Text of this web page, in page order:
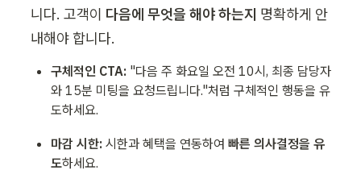
니다. 고객이 다음에 무엇을 해야 하는지 명확하게 안
내해야 합니다.
구체적인 CTA: "다음 주 화요일 오전 10시, 최종 담당자
와 15분 미팅을 요청드립니다."처럼 구체적인 행동을 유
도하세요.
마감 시한: 시한과 혜택을 연동하여 빠른 의사결정을 유
도하세요.